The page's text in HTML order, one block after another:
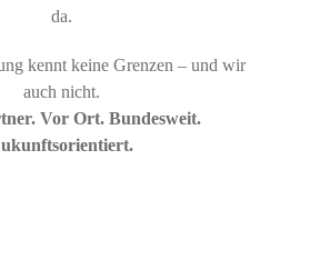
da.
kennt keine Grenzen – und wir
auch nicht.
Vor Ort. Bundesweit.